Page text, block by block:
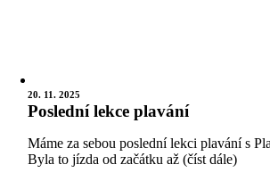
20. 11. 2025
Poslední lekce plavání
Máme za sebou poslední lekci plavání s
Byla to jízda od začátku až (číst dále)